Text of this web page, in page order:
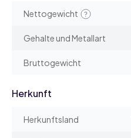
Nettogewicht
Gehalte und Metallart
Bruttogewicht
Herkunft
Herkunftsland